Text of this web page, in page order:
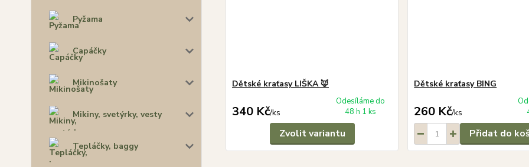
Pyžama
Capáčky
Mikinošaty
Mikiny, svetýrky, vesty
Tepláčky, baggy
Dětské kraťasy LIŠKA 🦊
340 Kč/ks
Odesíláme do
48 h 1 ks
Zvolit variantu
Dětské kraťasy BING
260 Kč/ks
Přidat do